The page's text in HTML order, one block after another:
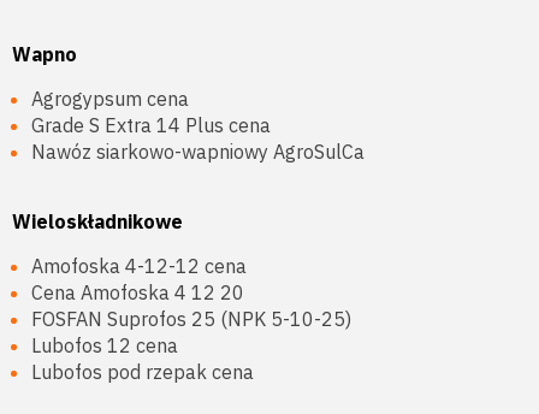
Wapno
Agrogypsum cena
Grade S Extra 14 Plus cena
Nawóz siarkowo-wapniowy AgroSulCa
Wieloskładnikowe
Amofoska 4-12-12 cena
Cena Amofoska 4 12 20
FOSFAN Suprofos 25 (NPK 5-10-25)
Lubofos 12 cena
Lubofos pod rzepak cena